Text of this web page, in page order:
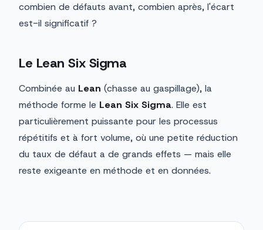
combien de défauts avant, combien après, l'écart
est-il significatif ?
Le Lean Six Sigma
Combinée au Lean (chasse au gaspillage), la
méthode forme le Lean Six Sigma. Elle est
particulièrement puissante pour les processus
répétitifs et à fort volume, où une petite réduction
du taux de défaut a de grands effets — mais elle
reste exigeante en méthode et en données.